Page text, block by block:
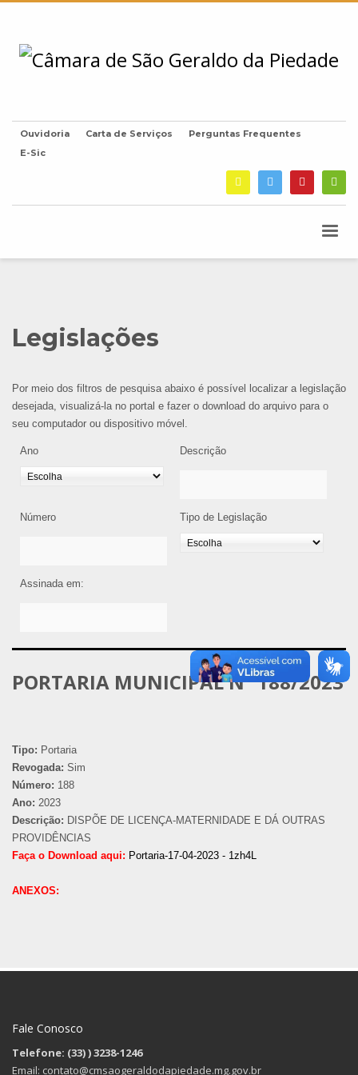
Ouvidoria Carta de Serviços
Perguntas Frequentes
E-Sic
Legislações
Por meio dos filtros de pesquisa abaixo é possível localizar a legislação
desejada, visualizá-la no portal e fazer o download do arquivo para o
seu computador ou dispositivo móvel.
Ano Descrição
Número Tipo de Legislação
Assinada em:
PORTARIA MUNICIPAL Nº 188/2023
Tipo: Portaria
Revogada: Sim
Número: 188
Ano: 2023
Descrição: DISPÕE DE LICENÇA-MATERNIDADE E DÁ OUTRAS
PROVIDÊNCIAS
Faça o Download aqui: Portaria-17-04-2023 - 1zh4L
ANEXOS:
Fale Conosco
Telefone: (33)) 3238-1246
Email: contato@cmsaogeraldodapiedade.mg.gov.br